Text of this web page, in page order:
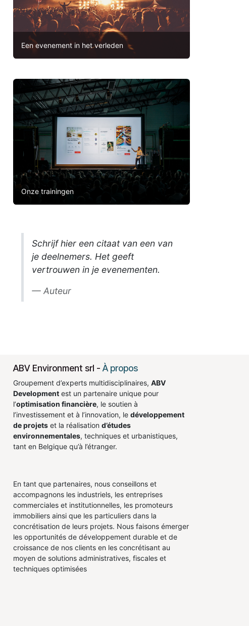
Een evenement in het verleden
Onze trainingen
Schrijf hier een citaat van een van
je deelnemers. Het geeft
vertrouwen in je evenementen.
Auteur
ABV Environment srl - À propos
Groupement d’experts multidisciplinaires, ABV
Development est un partenaire unique pour
l’optimisation financière, le soutien à
l’investissement et à l’innovation, le développement
de projets et la réalisation d’études
environnementales, techniques et urbanistiques,
tant en Belgique qu’à l’étranger.
En tant que partenaires, nous conseillons et
accompagnons les industriels, les entreprises
commerciales et institutionnelles, les promoteurs
immobiliers ainsi que les particuliers dans la
concrétisation de leurs projets. Nous faisons émerger
les opportunités de développement durable et de
croissance de nos clients en les concrétisant au
moyen de solutions administratives, fiscales et
techniques optimisées